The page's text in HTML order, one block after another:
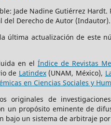
Jade Nadine Gutiérrez Hardt.
del Derecho de Autor (Indautor).
última actualización de este
en el Índice de Revistas
de Latindex(UNAM, México),
en Ciencias Sociales y
originales de
un propósito eminente de
bajo un sistema de arbitraje